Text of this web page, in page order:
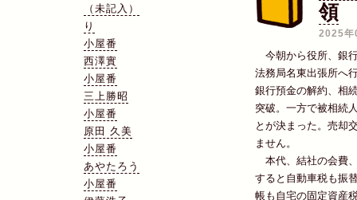
（未記入）
り
小屋番
西澤實
小屋番
三上勝昭
小屋番
原田 久美
小屋番
あやたろう
小屋番
領
2025年
今朝から役所、銀
法務局名東出張所へ
銀行預金の解約、相
突破。一方で被相続
とが決まった。売却
ません。
本代、結社の会費
すると自動車税も振
帳も自宅の固定資産